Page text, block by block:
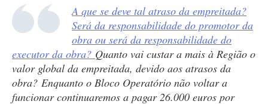
A que se deve tal atraso da empreitada?
Será da responsabilidade do promotor da
obra ou será da responsabilidade do
executor da obra? Quanto vai custar a mais à Região o
valor global da empreitada, devido aos atrasos da
obra? Enquanto o Bloco Operatório não voltar a
funcionar continuaremos a pagar 26.000 euros por